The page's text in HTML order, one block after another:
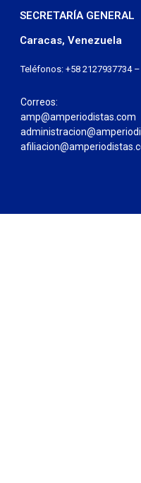
SECRETARÍA GENERAL
Caracas, Venezuela
Teléfonos: +58 2127937734
Correos:
amp@amperiodistas.com